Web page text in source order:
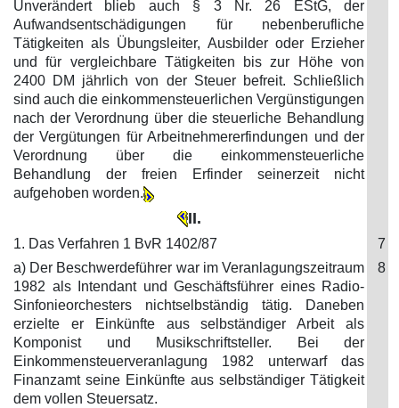
Unverändert blieb auch § 3 Nr. 26 EStG, der
Aufwandsentschädigungen für nebenberufliche
Tätigkeiten als Übungsleiter, Ausbilder oder Erzieher
und für vergleichbare Tätigkeiten bis zur Höhe von
2400 DM jährlich von der Steuer befreit. Schließlich
sind auch die einkommensteuerlichen Vergünstigungen
nach der Verordnung über die steuerliche Behandlung
der Vergütungen für Arbeitnehmererfindungen und der
Verordnung über die einkommensteuerliche
Behandlung der freien Erfinder seinerzeit nicht
aufgehoben worden.
II.
1. Das Verfahren 1 BvR 1402/87
7
a) Der Beschwerdeführer war im Veranlagungszeitraum
1982 als Intendant und Geschäftsführer eines Radio-
Sinfonieorchesters nichtselbständig tätig. Daneben
erzielte er Einkünfte aus selbständiger Arbeit als
Komponist und Musikschriftsteller. Bei der
Einkommensteuerveranlagung 1982 unterwarf das
Finanzamt seine Einkünfte aus selbständiger Tätigkeit
dem vollen Steuersatz.
8